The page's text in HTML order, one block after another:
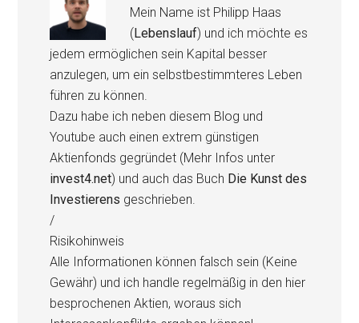
Mein Name ist Philipp Haas
(Lebenslauf) und ich möchte es
jedem ermöglichen sein Kapital besser
anzulegen, um ein selbstbestimmteres Leben
führen zu können.
Dazu habe ich neben diesem Blog und
Youtube auch einen extrem günstigen
Aktienfonds gegründet (Mehr Infos unter
invest4.net) und auch das Buch Die Kunst des
Investierens geschrieben.
/
Risikohinweis
Alle Informationen können falsch sein (Keine
Gewähr) und ich handle regelmäßig in den hier
besprochenen Aktien, woraus sich